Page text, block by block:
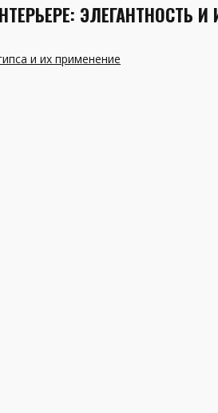
ЭЛЕГАНТНОСТЬ
и их применение